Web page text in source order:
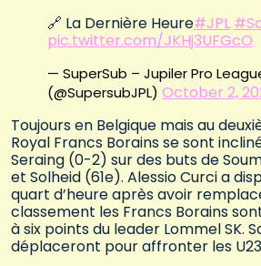
🔗 La Dernière Heure#JPL
pic.twitter.com/JKHj3UFGcO
— SuperSub – Jupiler Pro
(@SupersubJPL) October 2,
Toujours en Belgique mais au
Royal Francs Borains se sont
Seraing (0-2) sur des buts de
et Solheid (61e). Alessio Curci a
quart d’heure après avoir
classement les Francs Borains
à six points du leader Lommel SK.
déplaceront pour affronter les U23